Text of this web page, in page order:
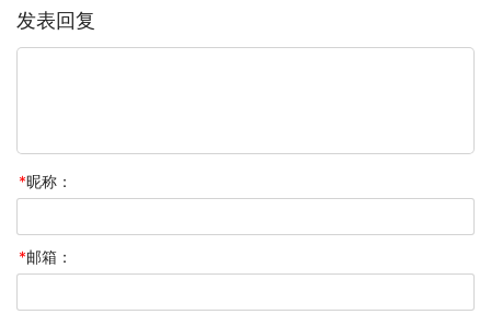
发表回复
*昵称：
*邮箱：